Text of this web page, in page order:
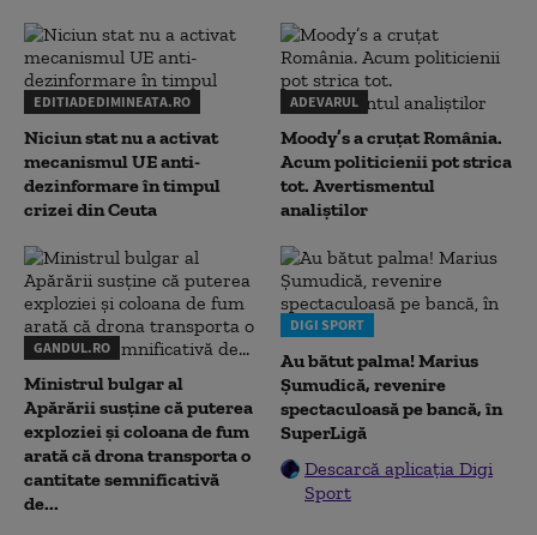
EDITIADEDIMINEATA.RO
Niciun stat nu a activat
mecanismul UE anti-
dezinformare în timpul
crizei din Ceuta
ADEVARUL
Moody’s a cruțat România.
Acum politicienii pot strica
tot. Avertismentul
analiștilor
GANDUL.RO
Ministrul bulgar al
Apărării susține că puterea
exploziei și coloana de fum
arată că drona transporta o
cantitate semnificativă
de...
DIGI SPORT
Au bătut palma! Marius
Șumudică, revenire
spectaculoasă pe bancă, în
SuperLigă
Descarcă aplicația Digi
Sport